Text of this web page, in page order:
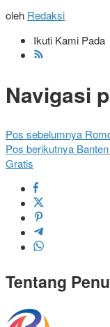
oleh Redaksi
Ikuti Kami Pada
Navigasi
Pos sebelumnya
Pos berikutnya
Gratis
Tentang